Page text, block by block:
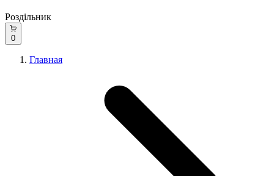
Роздільник
0
Главная